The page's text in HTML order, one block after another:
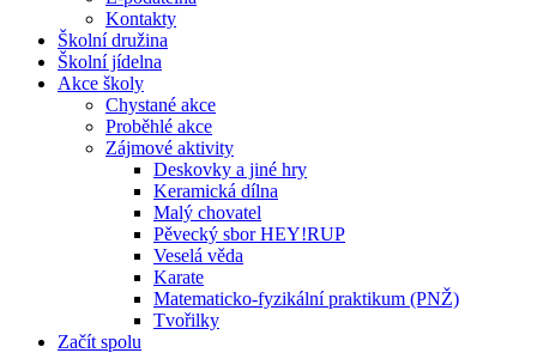
Kontakty
Školní družina
Školní jídelna
Akce školy
Chystané akce
Proběhlé akce
Zájmové aktivity
Deskovky a jiné hry
Keramická dílna
Malý chovatel
Pěvecký sbor HEY!RUP
Veselá věda
Karate
Matematicko-fyzikální praktikum (PNŽ)
Tvořilky
Začít spolu